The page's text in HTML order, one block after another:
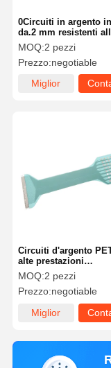
0Circuiti in argento
da.2 mm resistenti
stress ambientale e
meccanico
MOQ:2 pezzi
Prezzo:negotiable
Miglior
Circuiti d'argento
alte prestazioni
personalizzabili
policarbonato
MOQ:2 pezzi
Prezzo:negotiable
Miglior